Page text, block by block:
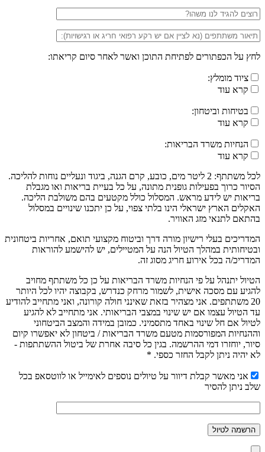
לחץ על הכפתורים לפתיחת התוכן ואשר לאחר סיום קריאתו:
ציוד מומלץ:
קרא עוד
בטיחות וביטחון:
קרא עוד
הנחיות משרד הבריאות:
קרא עוד
לכל משתתף: 2 ליטר מים, כובע, קרם הגנה, ביגוד ונעליים נוחות להליכה.
הסיור כרוך בפעילות גופנית מתונה, על כל בעיית בריאות ואו מגבלת
בריאות יש לידע מראש. המסלול כולל מקטעים בהם משולבת הליכה.
האקלים הארץ ישראלי הינו בלתי צפוי, על כן יתכנו שינויים במסלול
בהתאם לתנאי מזג האוויר.
המדריכים בעלי רישיון מורה דרך וביטוח מקצועי תואם, אחריות ביטחונית
ובטיחותית במהלך הטיול הנה על המטיילים, יש להישמע להוראות
המדריכ/ה בכל אירוע חריג מסוג זה.
הטיול יתנהל על פי הנחיות משרד הבריאות על כן כל משתתף מחויב
להגיע עם מסכה אישית, לשמור מרחק כנדרש, בקבוצה יהיו לכל היותר
20 משתתפים. אני מצהיר בזאת שאינני חולה קורונה, ואני מתחייב להודיע
עד הטיול עצמו אם יש שינוי במצבי הבריאותי. אני מתחייב לא להגיע
לטיול אם חל שינוי באחד מתסמיני. כמובן במידה והמצב הביטחוני
וההנחיות המפורסמות מטעם משרד הבריאות / ביטחון לא יאפשרו קיום
סיור, יוחזרו דמי ההרשמה. בגין כל סיבה אחרת של ביטול ההשתתפות -
לא יהיה ניתן לקבל החזר כספי. *
אני מאשר קבלת דיוור על טיולים נוספים לאימייל או לווטסאפ בכל
שלב ניתן להסיר